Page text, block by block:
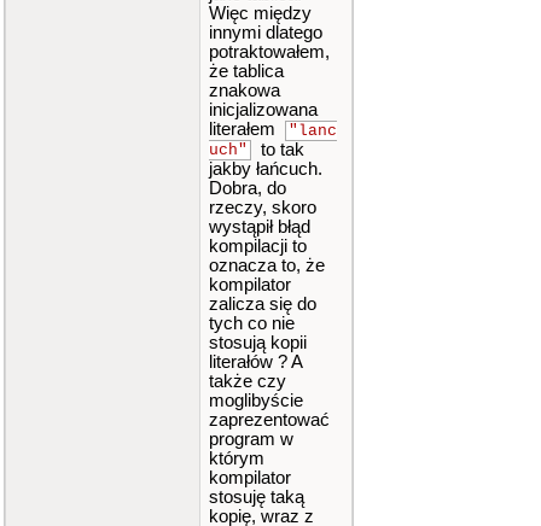
Więc między
innymi dlatego
potraktowałem,
że tablica
znakowa
inicjalizowana
literałem
"lanc
uch"
to tak
jakby łańcuch.
Dobra, do
rzeczy, skoro
wystąpił błąd
kompilacji to
oznacza to, że
kompilator
zalicza się do
tych co nie
stosują kopii
literałów ? A
także czy
moglibyście
zaprezentować
program w
którym
kompilator
stosuję taką
kopię, wraz z